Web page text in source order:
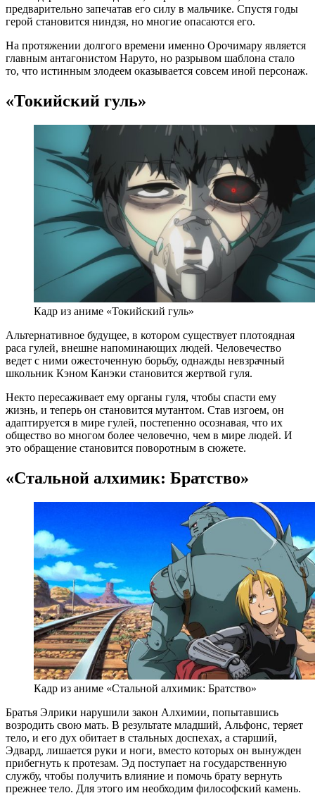
предварительно запечатав его силу в мальчике. Спустя годы
герой становится ниндзя, но многие опасаются его.
На протяжении долгого времени именно Орочимару является
главным антагонистом Наруто, но разрывом шаблона стало
то, что истинным злодеем оказывается совсем иной персонаж.
«Токийский гуль»
Кадр из аниме «Токийский гуль»
Альтернативное будущее, в котором существует плотоядная
раса гулей, внешне напоминающих людей. Человечество
ведет с ними ожесточенную борьбу, однажды невзрачный
школьник Кэном Канэки становится жертвой гуля.
Некто пересаживает ему органы гуля, чтобы спасти ему
жизнь, и теперь он становится мутантом. Став изгоем, он
адаптируется в мире гулей, постепенно осознавая, что их
общество во многом более человечно, чем в мире людей. И
это обращение становится поворотным в сюжете.
«Стальной алхимик: Братство»
Кадр из аниме «Стальной алхимик: Братство»
Братья Элрики нарушили закон Алхимии, попытавшись
возродить свою мать. В результате младший, Альфонс, теряет
тело, и его дух обитает в стальных доспехах, а старший,
Эдвард, лишается руки и ноги, вместо которых он вынужден
прибегнуть к протезам. Эд поступает на государственную
службу, чтобы получить влияние и помочь брату вернуть
прежнее тело. Для этого им необходим философский камень.